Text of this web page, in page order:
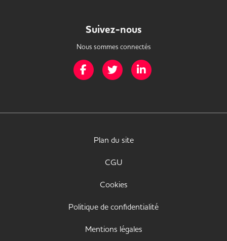
Suivez-nous
Nous sommes connectés
Page Facebook de Mission Handicap
Page Twitter de Mission Handicap
Plan du site
CGU
Cookies
Politique de confidentialité
Mentions légales